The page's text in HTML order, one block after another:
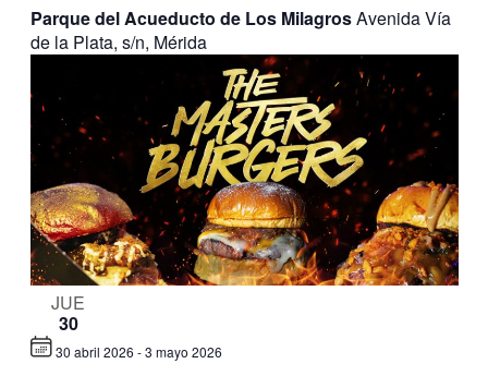
Parque del Acueducto de Los MilagrosAvenida Vía
de la Plata, s/n, Mérida
JUE
30
30 abril 2026 -3 mayo 2026